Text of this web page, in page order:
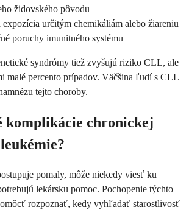
židovského pôvodu
expozícia určitým chemikáliám alebo žiareniu
poruchy imunitného systému
syndrómy tiež zvyšujú riziko CLL, ale
malé percento prípadov. Väčšina ľudí s CLL
tejto choroby.
komplikácie chronickej
pomaly, môže niekedy viesť ku
lekársku pomoc. Pochopenie týchto
rozpoznať, kedy vyhľadať starostlivosť